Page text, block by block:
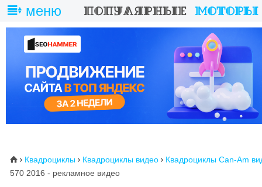
меню
⌂  Квадроциклы  Квадроциклы видео  Квадроциклы Can-Am
570 2016 - рекламное видео